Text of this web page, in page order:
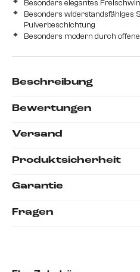
Besonders elegantes
Besonders widerstandsfähiges
Pulverbeschichtung
Besonders modern durch
Beschreibung
Bewertungen
Versand
Produktsicherheit
Garantie
Fragen